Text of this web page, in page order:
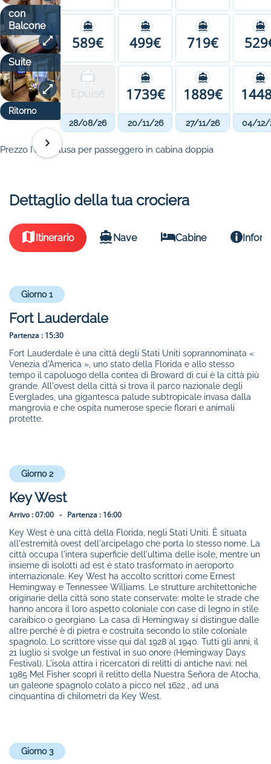
con
Balcone
Suite
Ritorno
589€ 499€ 719€
1739€ 1889€
28/08/26 20/11/26 27/11/26 04/12/
Prezzo IVA inclusa per passeggero in cabina doppia
Dettaglio della tua crociera
Itinerario Nave Cabine
Giorno 1
Fort Lauderdale
Partenza : 15:30
Fort Lauderdale è una città degli Stati Uniti soprannominata «
Venezia d'America », uno stato della Florida e allo stesso
tempo il capoluogo della contea di Broward di cui è la città più
grande. All'ovest della città si trova il parco nazionale degli
Everglades, una gigantesca palude subtropicale invasa dalla
mangrovia e che ospita numerose specie florari e animali
protette.
Giorno 2
Key West
Arrivo :07:00 - Partenza : 16:00
Key West è una città della Florida, negli Stati Uniti. È situata
all'estremità ovest dell'arcipelago che porta lo stesso nome. La
città occupa l'intera superficie dell'ultima delle isole, mentre un
insieme di isolotti ad est è stato trasformato in aeroporto
internazionale. Key West ha accolto scrittori come Ernest
Hemingway e Tennessee Williams. Le strutture architettoniche
originarie della città sono state conservate: molte le strade che
hanno ancora il loro aspetto coloniale con case di legno in stile
caraibico o georgiano. La casa di Hemingway si distingue dalle
altre perché è di pietra e costruita secondo lo stile coloniale
spagnolo. Lo scrittore visse qui dal 1928 al 1940. Tutti gli anni, il
21 luglio si svolge un festival in suo onore (Hemingway Days
Festival). L'isola attira i ricercatori di relitti di antiche navi: nel
1985 Mel Fisher scoprì il relitto della Nuestra Señora de Atocha,
un galeone spagnolo colato a picco nel 1622 , ad una
cinquantina di chilometri da Key West.
Giorno 3